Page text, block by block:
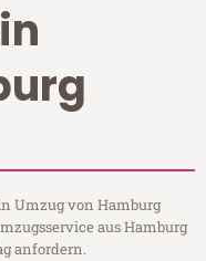
Umzug von Hamburg
aus Hamburg
anfordern.